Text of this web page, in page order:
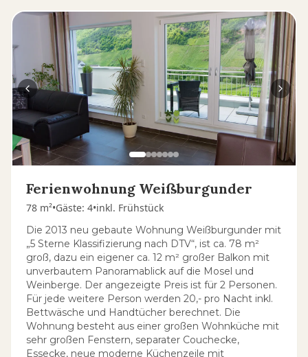
Ferienwohnung Weißburgunder
78 m²•Gäste: 4•inkl. Frühstück
Die 2013 neu gebaute Wohnung Weißburgunder mit
„5 Sterne Klassifizierung nach DTV“, ist ca. 78 m²
groß, dazu ein eigener ca. 12 m² großer Balkon mit
unverbautem Panoramablick auf die Mosel und
Weinberge. Der angezeigte Preis ist für 2 Personen.
Für jede weitere Person werden 20,- pro Nacht inkl.
Bettwäsche und Handtücher berechnet. Die
Wohnung besteht aus einer großen Wohnküche mit
sehr großen Fenstern, separater Couchecke,
Essecke, neue moderne Küchenzeile mit